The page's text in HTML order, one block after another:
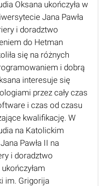
Oksana ukończyła w
Jana Pawła
i doradztwo
do Hetman
się na różnych
i dobrą
interesuje się
przez cały czas
i czas od czasu
kwalifikację. W
na Katolickim
Pawła II na
i doradztwo
im. Grigorija